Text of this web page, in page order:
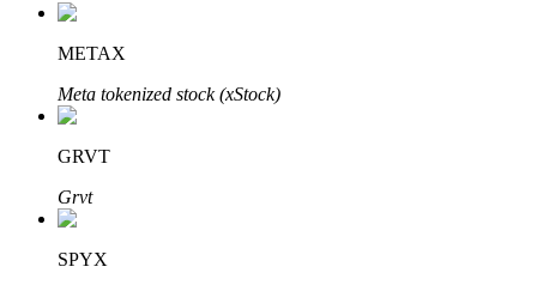
METAX
Meta tokenized stock (xStock)
GRVT
Grvt
SPYX